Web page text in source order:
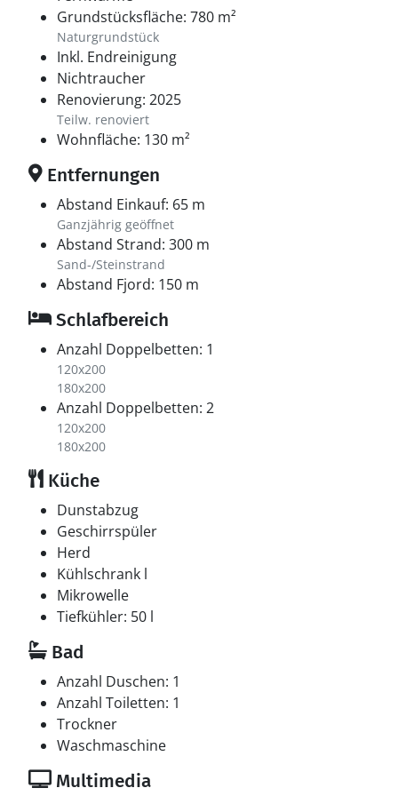
Wander- und Radwege durch Wald, Heide und Dünen –
bis hinaus zur Nordsee. Die Möglichkeiten sind
vielfältig, und wenn ihr Lust auf Shopping und
Stadtleben habt, erreicht ihr Lemvig nach etwa 30 km
und Søndervig nach rund 35 km.
Grundstücksfläche: 780 m²
Naturgrundstück
Inkl. Endreinigung
Nichtraucher
Renovierung: 2025
Teilw. renoviert
Wohnfläche: 130 m²
Entfernungen
Abstand Einkauf: 65 m
Ganzjährig geöffnet
Abstand Strand: 300 m
Sand-/Steinstrand
Abstand Fjord: 150 m
Schlafbereich
Anzahl Doppelbetten: 1
120x200
180x200
Anzahl Doppelbetten: 2
120x200
180x200
Küche
Dunstabzug
Geschirrspüler
Herd
Kühlschrank l
Mikrowelle
Tiefkühler: 50 l
Bad
Anzahl Duschen: 1
Anzahl Toiletten: 1
Trockner
Waschmaschine
Multimedia